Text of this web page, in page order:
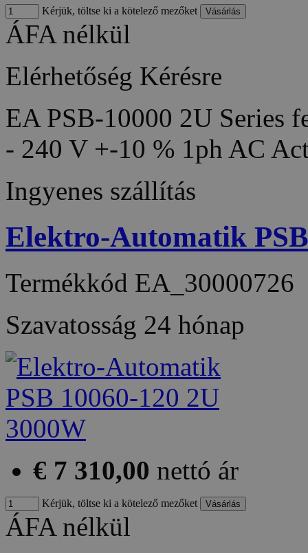
Kérjük, töltse ki a kötelező mezőket
ÁFA nélkül
Elérhetőség Kérésre
EA PSB-10000 2U Series
- 240 V +-10 % 1ph AC
Ingyenes szállítás
Elektro-Automatik
Termékkód EA_30000726
Szavatosság 24 hónap
€ 7 310,00 nettó ár
Kérjük, töltse ki a kötelező mezőket
ÁFA nélkül